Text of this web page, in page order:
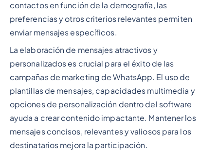
contactos en función de la demografía, las
preferencias y otros criterios relevantes permiten
enviar mensajes específicos.
La elaboración de mensajes atractivos y
personalizados es crucial para el éxito de las
campañas de marketing de WhatsApp. El uso de
plantillas de mensajes, capacidades multimedia y
opciones de personalización dentro del software
ayuda a crear contenido impactante. Mantener los
mensajes concisos, relevantes y valiosos para los
destinatarios mejora la participación.